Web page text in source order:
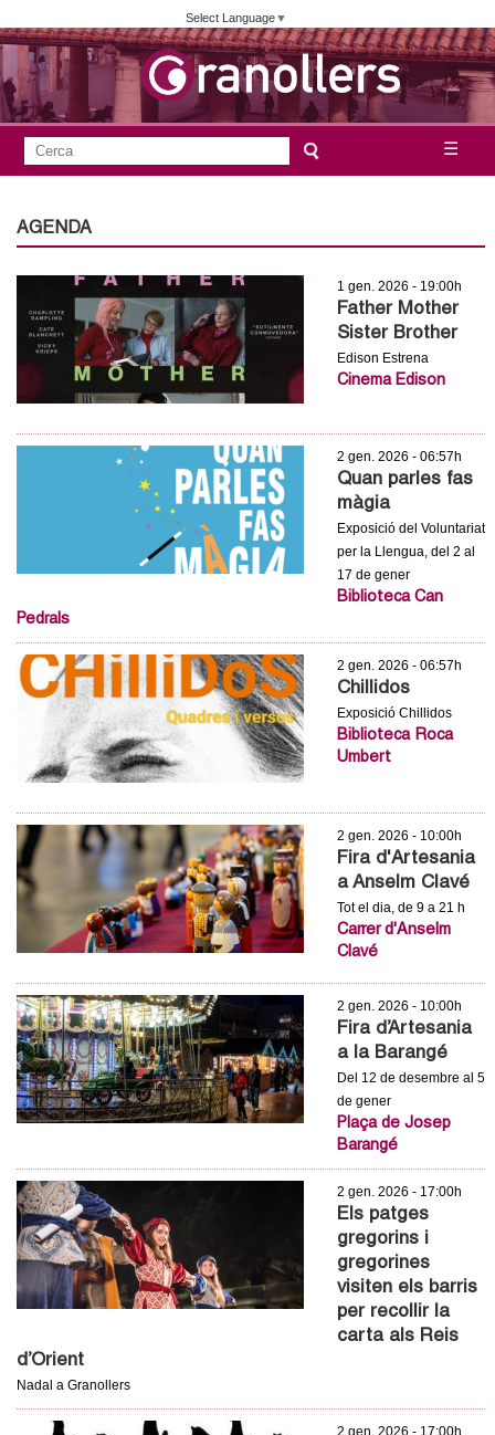
Vés
al
contingut
Select Language▼
m
☰
F
r
a
d
r
e
a
AGENDA
1 gen. 2026 - 19:00h
Father Mother
Sister Brother
Edison Estrena
Cinema Edison
2 gen. 2026 - 06:57h
Quan parles fas
màgia
Exposició del Voluntariat
per la Llengua, del 2 al
17 de gener
Biblioteca Can
Pedrals
2 gen. 2026 - 06:57h
Chillidos
Exposició Chillidos
Biblioteca Roca
Umbert
2 gen. 2026 - 10:00h
Fira d'Artesania
a Anselm Clavé
Tot el dia, de 9 a 21 h
Carrer d'Anselm
Clavé
2 gen. 2026 - 10:00h
Fira d’Artesania
a la Barangé
Del 12 de desembre al 5
de gener
Plaça de Josep
Barangé
2 gen. 2026 - 17:00h
Els patges
gregorins i
gregorines
visiten els barris
per recollir la
carta als Reis
d’Orient
Nadal a Granollers
2 gen. 2026 - 17:00h